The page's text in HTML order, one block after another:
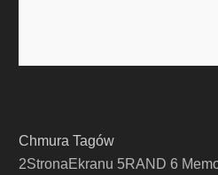
Chmura Tagów
2StronaEkranu 5RAND 6